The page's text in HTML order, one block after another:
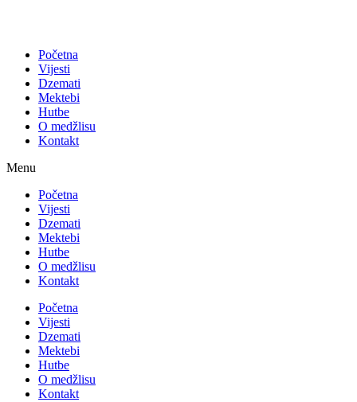
Početna
Vijesti
Dzemati
Mektebi
Hutbe
O medžlisu
Kontakt
Menu
Početna
Vijesti
Dzemati
Mektebi
Hutbe
O medžlisu
Kontakt
Početna
Vijesti
Dzemati
Mektebi
Hutbe
O medžlisu
Kontakt